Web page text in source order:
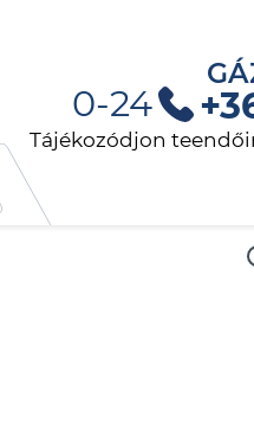
0-24
Tájékozódjon